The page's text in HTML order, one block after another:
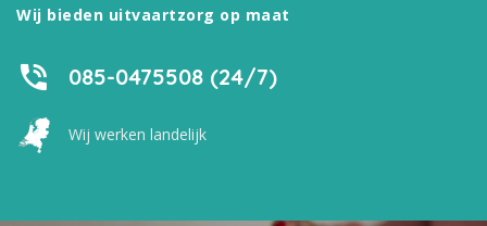
Wij bieden uitvaartzorg op maat
085-0475508 (24/7)
Wij werken landelijk